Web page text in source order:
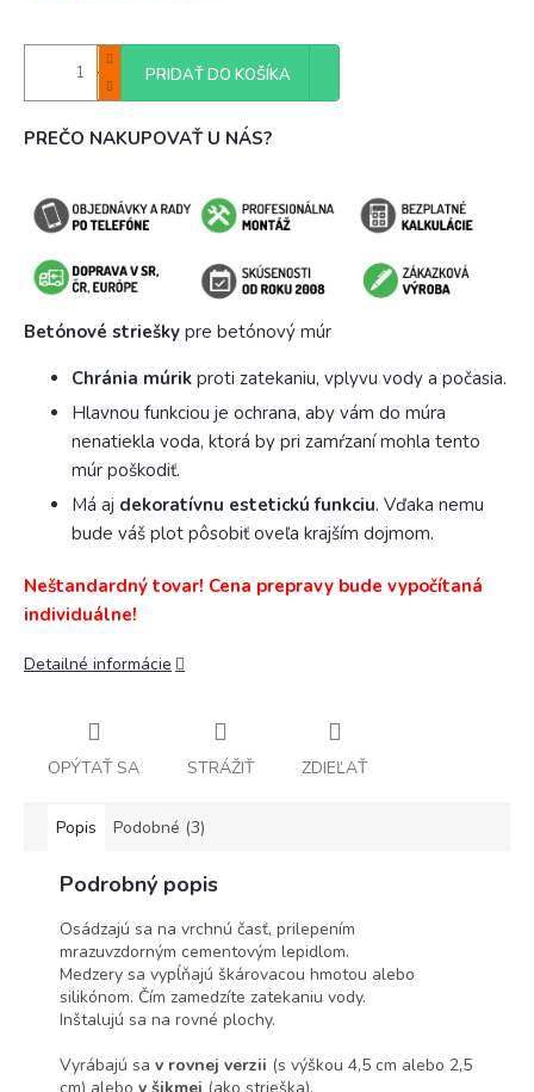
PRIDAŤ DO KOŠÍKA
PREČO NAKUPOVAŤ U NÁS?
Betónové striešky pre betónový múr
Chránia múrik proti zatekaniu, vplyvu vody a počasia.
Hlavnou funkciou je ochrana, aby vám do múra
nenatiekla voda, ktorá by pri zamŕzaní mohla tento
múr poškodiť.
Má aj dekoratívnu estetickú funkciu. Vďaka nemu
bude váš plot pôsobiť oveľa krajším dojmom.
Neštandardný tovar! Cena prepravy bude vypočítaná
individuálne!
Detailné informácie
OPÝTAŤ SA STRÁŽIŤ ZDIEĽAŤ
Popis Podobné (3)
Podrobný popis
Osádzajú sa na vrchnú časť, prilepením
mrazuvzdorným cementovým lepidlom.
Medzery sa vypĺňajú škárovacou hmotou alebo
silikónom. Čím zamedzíte zatekaniu vody.
Inštalujú sa na rovné plochy.
Vyrábajú sa v rovnej verzii (s výškou 4,5 cm alebo 2,5